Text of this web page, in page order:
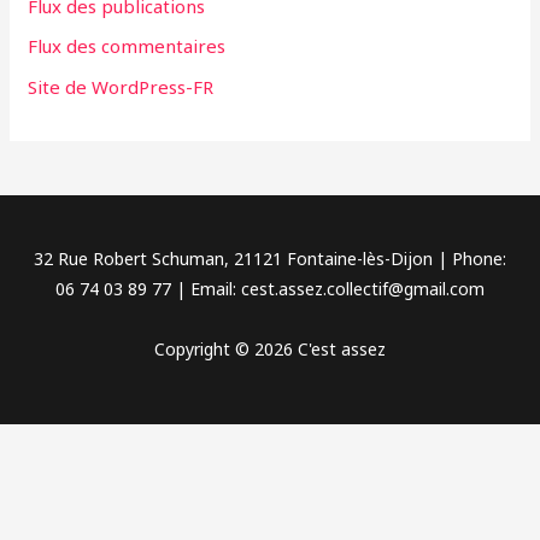
Flux des publications
Flux des commentaires
Site de WordPress-FR
32 Rue Robert Schuman, 21121 Fontaine-lès-Dijon | Phone:
06 74 03 89 77 | Email: cest.assez.collectif@gmail.com
Copyright © 2026 C'est assez